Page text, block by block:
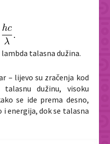
talasna dužina.
– lijevo su zračenja kod
dužinu, visoku
se ide prema desno,
i energija, dok se talasna